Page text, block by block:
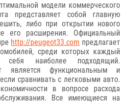
модели коммерческого
представляет собой главную
либо при открытии нового
его расширения. Официальный
http://peugeot33.com предлагает
среди которых каждый
наиболее подходящий.
является функциональным и
сравнивать с легковыми авто.
в вопросе расхода
Все имеющиеся на